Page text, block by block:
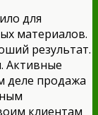
для
материалов.
результат.
Активные
деле продажа
клиентам